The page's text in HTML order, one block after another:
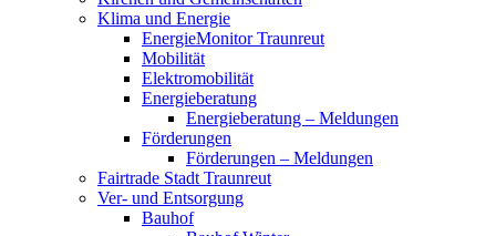
Klima und Energie
EnergieMonitor Traunreut
Mobilität
Elektromobilität
Energieberatung
Energieberatung – Meldungen
Förderungen
Förderungen – Meldungen
Fairtrade Stadt Traunreut
Ver- und Entsorgung
Bauhof